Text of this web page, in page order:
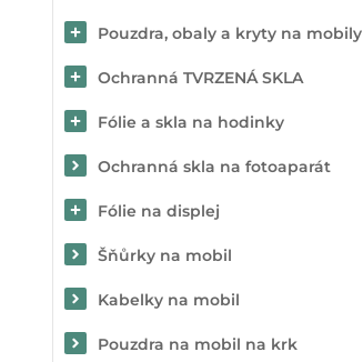
Pouzdra, obaly a kryty na mobily
Ochranná TVRZENÁ SKLA
Fólie a skla na hodinky
Ochranná skla na fotoaparát
Fólie na displej
Šňůrky na mobil
Kabelky na mobil
Pouzdra na mobil na krk